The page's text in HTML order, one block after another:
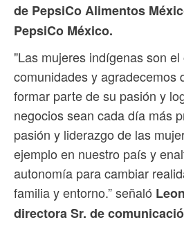
de PepsiCo Alimentos
PepsiCo México.
"Las mujeres indígenas son
comunidades y agradecemos
formar parte de su pasión y
negocios sean cada día más
pasión y liderazgo de las
ejemplo en nuestro país y
autonomía para cambiar
familia y entorno.” señaló
directora Sr. de